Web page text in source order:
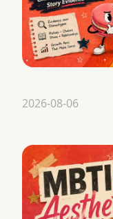
2026-08-06